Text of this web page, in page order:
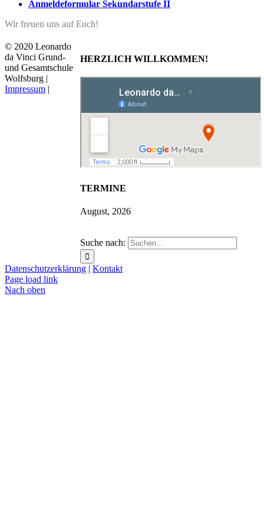
Anmeldeformular Sekundarstufe II
Wir freuen uns auf Euch!
HERZLICH WILLKOMMEN!
TERMINE
August, 2026
Suche nach:
© 2020 Leonardo
da Vinci Grund-
und Gesamtschule
Wolfsburg |
Impressum |
Datenschutzerklärung | Kontakt
Page load link
Nach oben